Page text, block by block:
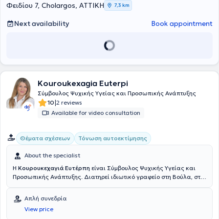
Φειδίου 7, Cholargos, ΑΤΤΙΚΗ 7,3 km
Next availability Book appointment
Kouroukexagia Euterpi
Σύμβουλος Ψυχικής Υγείας και Προσωπικής Ανάπτυξης
10|2 reviews
Available for video consultation
Θέματα σχέσεων Τόνωση αυτοεκτίμησης
About the specialist
Η Κουρουκεχαγιά Ευτέρπη είναι Σύμβουλος Ψυχικής Υγείας και
Προσωπικής Ανάπτυξης. Διατηρεί ιδιωτικό γραφείο στη Βούλα, στο
της περιλαμβάνει πληθώρα εξειδικεύσεων, όπως
ηΑνασυνδυασμένη Εκλεκτική Συμβουλευτική
Γονέων, Συμβουλευτική Ζεύγους, η Ψυχοθεραπεία Gestalt, η CBT
Απλή συνεδρία
View price